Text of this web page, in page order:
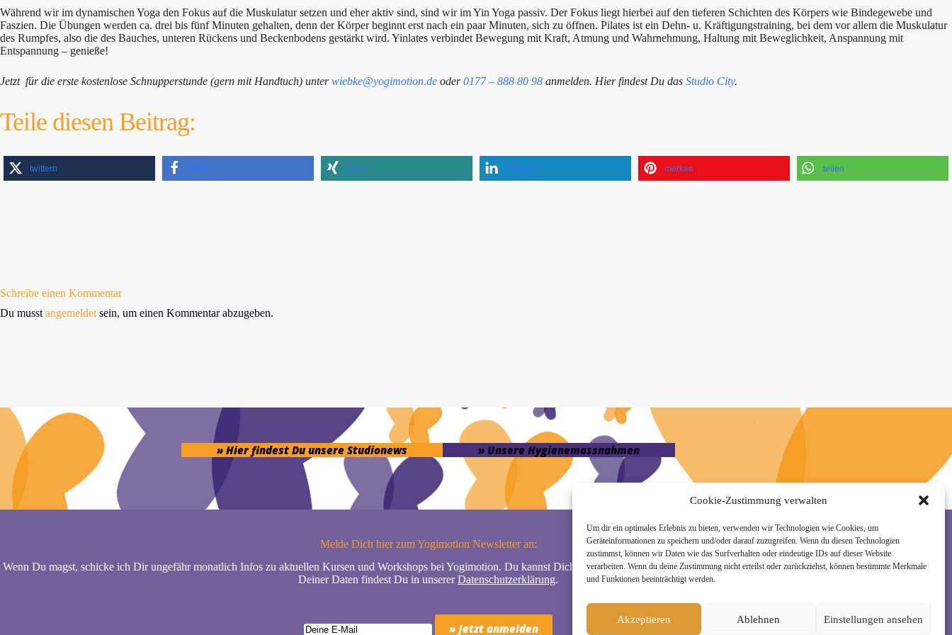
Cookie-Zustimmung verwalten
Um dir ein optimales Erlebnis zu bieten, verwenden wir Technologien wie Cookies, um
Geräteinformationen zu speichern und/oder darauf zuzugreifen. Wenn du diesen Technologien
zustimmst, können wir Daten wie das Surfverhalten oder eindeutige IDs auf dieser Website
verarbeiten. Wenn du deine Zustimmung nicht erteilst oder zurückziehst, können bestimmte Merkmale
und Funktionen beeinträchtigt werden.
Akzeptieren Ablehnen Einstellungen ansehen
Während wir im dynamischen Yoga den Fokus auf die Muskulatur setzen und eher aktiv sind, sind wir im Yin Yoga passiv. Der Fokus liegt hierbei auf den tieferen Schichten des Körpers wie Bindegewebe und
Faszien. Die Übungen werden ca. drei bis fünf Minuten gehalten, denn der Körper beginnt erst nach ein paar Minuten, sich zu öffnen. Pilates ist ein Dehn- u. Kräftigungstraining, bei dem vor allem die Muskulatur
des Rumpfes, also die des Bauches, unteren Rückens und Beckenbodens gestärkt wird. Yinlates verbindet Bewegung mit Kraft, Atmung und Wahrnehmung, Haltung mit Beweglichkeit, Anspannung mit
Entspannung – genieße!
Jetzt für die erste kostenlose Schnupperstunde (gern mit Handtuch) unterwiebke@yogimotion.de oder0177 – 888 80 98 anmelden. Hier findest Du das Studio City.
Teile diesen Beitrag:
twittern teilen teilen mitteilen merken teilen
Schreibe einen Kommentar
Du musst angemeldet sein, um einen Kommentar abzugeben.
» Hier findest Du unsere Studionews » Unsere Hygienemassnahmen
Melde Dich hier zum Yogimotion Newsletter an:
Wenn Du magst, schicke ich Dir ungefähr monatlich Infos zu aktuellen Kursen und Workshops bei Yogimotion. Du kannst Dich natürlich jederzeit wieder abmelden. Alle Details zur Nutzung
Deiner Daten findest Du in unsererDatenschutzerklärung.